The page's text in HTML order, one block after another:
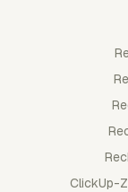
ClickUp-